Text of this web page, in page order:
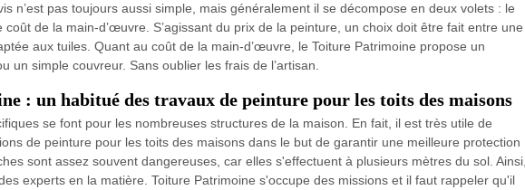
n’est pas toujours aussi simple, mais généralement il se décompose en deux volets : le
coût de la main-d’œuvre. S’agissant du prix de la peinture, un choix doit être fait entre une
aux tuiles. Quant au coût de la main-d’œuvre, le Toiture Patrimoine propose un
un simple couvreur. Sans oublier les frais de l’artisan.
: un habitué des travaux de peinture pour les toits des maisons
se font pour les nombreuses structures de la maison. En fait, il est très utile de
de peinture pour les toits des maisons dans le but de garantir une meilleure protection
sont assez souvent dangereuses, car elles s'effectuent à plusieurs mètres du sol. Ainsi,
experts en la matière. Toiture Patrimoine s'occupe des missions et il faut rappeler qu'il